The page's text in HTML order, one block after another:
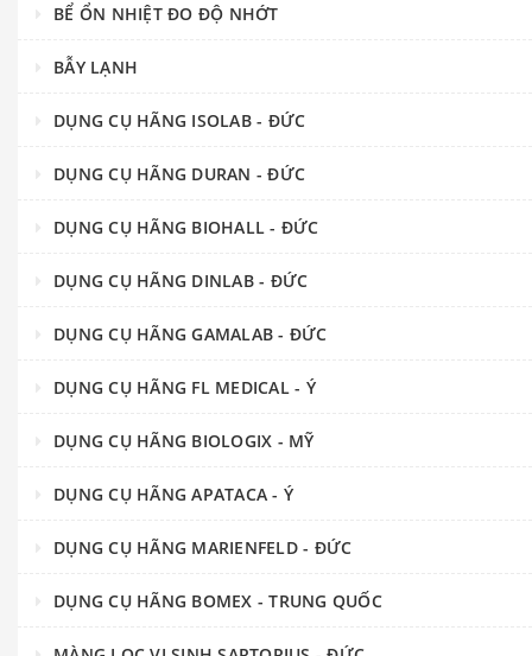
BỂ ỔN NHIỆT ĐO ĐỘ NHỚT
BẪY LẠNH
DỤNG CỤ HÃNG ISOLAB - ĐỨC
DỤNG CỤ HÃNG DURAN - ĐỨC
DỤNG CỤ HÃNG BIOHALL - ĐỨC
DỤNG CỤ HÃNG DINLAB - ĐỨC
DỤNG CỤ HÃNG GAMALAB - ĐỨC
DỤNG CỤ HÃNG FL MEDICAL - Ý
DỤNG CỤ HÃNG BIOLOGIX - MỸ
DỤNG CỤ HÃNG APATACA - Ý
DỤNG CỤ HÃNG MARIENFELD - ĐỨC
DỤNG CỤ HÃNG BOMEX - TRUNG QUỐC